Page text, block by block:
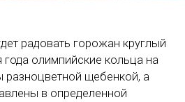
радовать горожан круглый
года олимпийские кольца на
разноцветной щебенкой, а
в определенной